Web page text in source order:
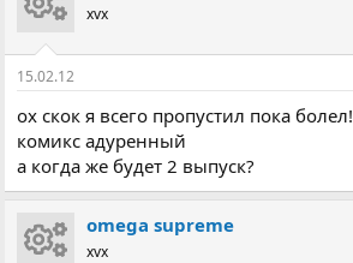
xvx
15.02.12
ох скок я всего пропустил пока болел!
комикс адуренный
а когда же будет 2 выпуск?
omega supreme
xvx